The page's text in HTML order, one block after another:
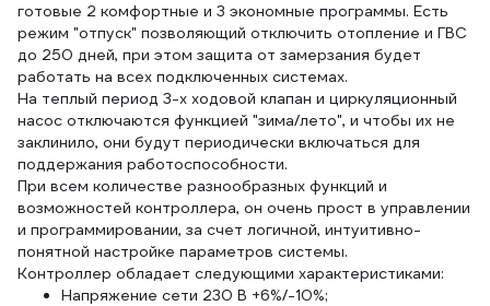
готовые 2 комфортные и 3 экономные программы. Есть
режим "отпуск" позволяющий отключить отопление и ГВС
до 250 дней, при этом защита от замерзания будет
работать на всех подключенных системах.
На теплый период 3-х ходовой клапан и циркуляционный
насос отключаются функцией "зима/лето", и чтобы их не
заклинило, они будут периодически включаться для
поддержания работоспособности.
При всем количестве разнообразных функций и
возможностей контроллера, он очень прост в управлении
и программировании, за счет логичной, интуитивно-
понятной настройке параметров системы.
Контроллер обладает следующими характеристиками:
Напряжение сети 230 В +6%/-10%;